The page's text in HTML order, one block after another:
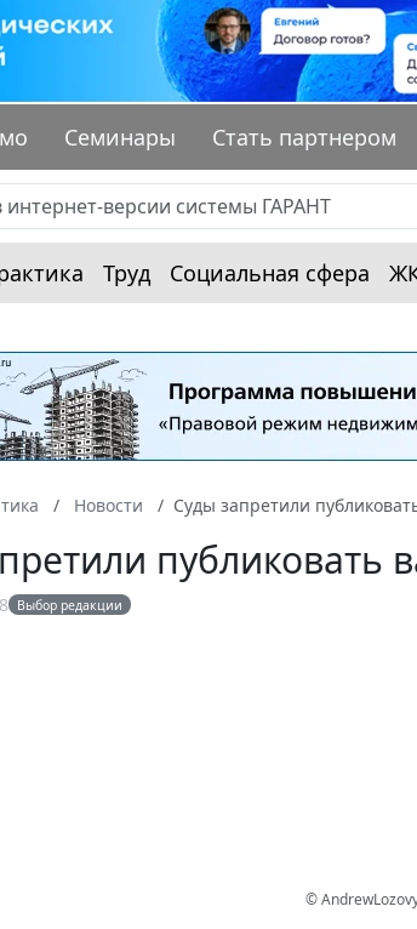
Семинары Стать партнером
Труд Социальная сфера
Новости Суды запретили
публиковать
Выбор редакции
©